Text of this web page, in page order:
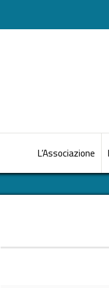
L’Associazione